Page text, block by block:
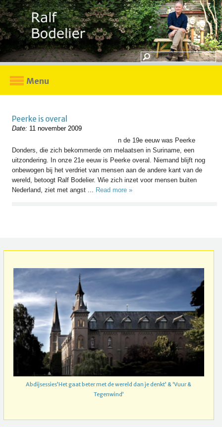
Menu
Peerke is overal
Date: 11 november 2009
n de 19e eeuw was Peerke
Donders, die zich bekommerde om melaatsen in Suriname, een
uitzondering. In onze 21e eeuw is Peerke overal. Niemand blijft nog
onbewogen bij het verdriet van mensen aan de andere kant van de
wereld, betoogt Ralf Bodelier. Wie zich inzet voor mensen buiten
Nederland, ziet met angst ... Read more »
Abdijsessies’Het gaat beter met de wereld dan je denkt’ & ‘Vuur &
Tegenwind’